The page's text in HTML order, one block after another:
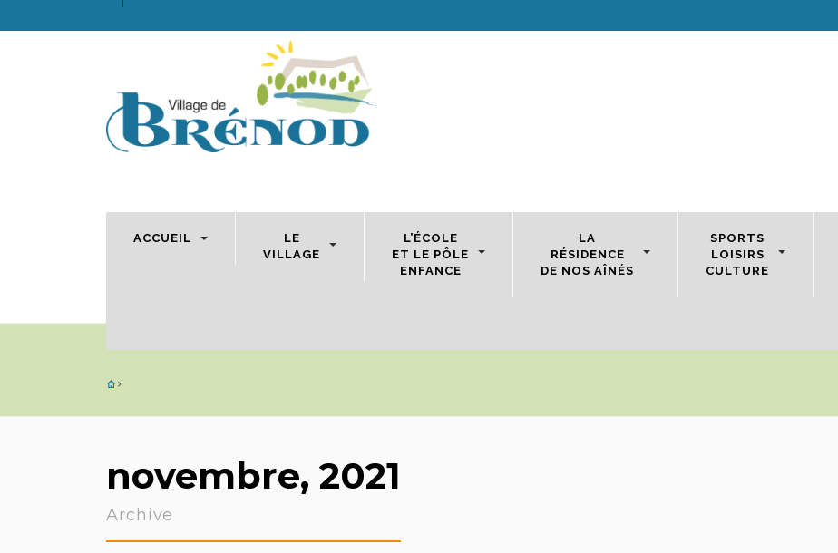
ACCUEIL
LE
VILLAGE
L’ÉCOLE
ET LE PÔLE
ENFANCE
LA
RÉSIDENCE
DE NOS AÎNÉS
SPORTS
LOISIRS
CULTURE
novembre, 2021
Archive